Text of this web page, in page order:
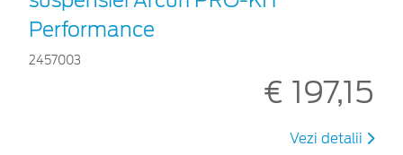
Performance
2457003
€ 197,15
Vezi detalii